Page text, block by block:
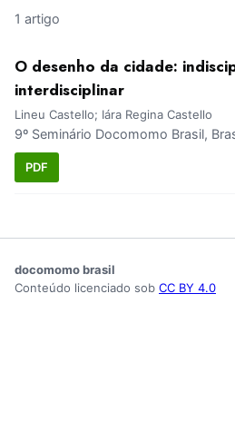
1 artigo
O desenho da cidade:
interdisciplinar
Lineu Castello; Iára Regina Castello
9º Seminário Docomomo Brasil,
PDF
docomomo brasil
Conteúdo licenciado sob CC BY 4.0